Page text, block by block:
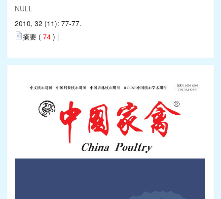
NULL
2010, 32 (11): 77-77.
摘要 ( 74 ) |